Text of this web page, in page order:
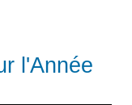
l'Année